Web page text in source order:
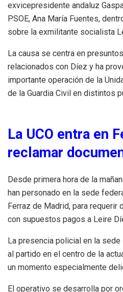
exvicepresidente andaluz
PSOE, Ana María Fuentes,
sobre la exmilitante socialista
La causa se centra en
relacionados con Díez y ha
importante operación de la
de la Guardia Civil en distintos
La UCO entra en
reclamar
Desde primera hora de la
han personado en la sede
Ferraz de Madrid, para requerir
con supuestos pagos a Leire
La presencia policial en la
al partido en el centro de la
un momento especialmente
El operativo se desarrolla por